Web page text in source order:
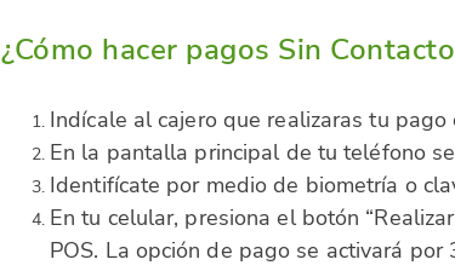
¿Cómo hacer pagos Sin
Indícale al cajero que realizaras tu pago
En la pantalla principal de tu teléfono
Identifícate por medio de biometría o
En tu celular, presiona el botón
POS. La opción de pago se activará por